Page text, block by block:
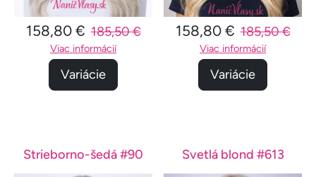
158,80 € 185,50 €
Viac informácií
Variácie
158,80 € 185,50 €
Viac informácií
Variácie
Strieborno-šedá #90 Svetlá blond #613